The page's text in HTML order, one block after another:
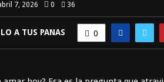
7, 2026 0 36
A TUS PANAS 0